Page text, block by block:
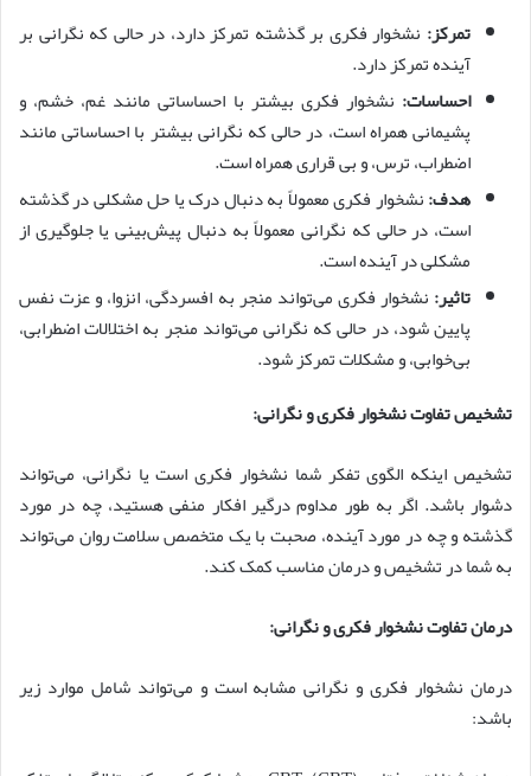
تمرکز: نشخوار فکری بر گذشته تمرکز دارد، در حالی که نگرانی بر
آینده تمرکز دارد.
احساسات: نشخوار فکری بیشتر با احساساتی مانند غم، خشم، و
پشیمانی همراه است، در حالی که نگرانی بیشتر با احساساتی مانند
اضطراب، ترس، و بی قراری همراه است.
هدف:نشخوار فکری معمولاً به دنبال درک یا حل مشکلی در گذشته
است، در حالی که نگرانی معمولاً به دنبال پیش‌بینی یا جلوگیری از
مشکلی در آینده است.
تاثیر: نشخوار فکری می‌تواند منجر به افسردگی، انزوا، و عزت نفس
پایین شود، در حالی که نگرانی می‌تواند منجر به اختلالات اضطرابی،
بی‌خوابی، و مشکلات تمرکز شود.
تشخیص تفاوت نشخوار فکری و نگرانی:
تشخیص اینکه الگوی تفکر شما نشخوار فکری است یا نگرانی، می‌تواند
دشوار باشد. اگر به طور مداوم درگیر افکار منفی هستید، چه در مورد
گذشته و چه در مورد آینده، صحبت با یک متخصص سلامت روان می‌تواند
به شما در تشخیص و درمان مناسب کمک کند.
درمان تفاوت نشخوار فکری و نگرانی:
درمان نشخوار فکری و نگرانی مشابه است و می‌تواند شامل موارد زیر
باشد: